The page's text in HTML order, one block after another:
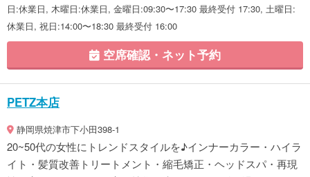
日:休業日, 木曜日:休業日, 金曜日:09:30〜17:30 最終受付 17:30, 土曜日:
休業日, 祝日:14:00〜18:30 最終受付 16:00
空席確認・ネット予約
PETZ本店
静岡県焼津市下小田398-1
20~50代の女性にトレンドスタイルを♪インナーカラー・ハイラ
イト・髪質改善トリートメント・縮毛矯正・ヘッドスパ・再現